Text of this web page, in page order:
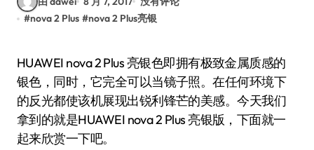
#nova 2 Plus #nova 2 Plus亮银
HUAWEI nova 2 Plus 亮银色即拥有极致金属质感的
银色，同时，它完全可以当镜子照。在任何环境下
的反光都使该机展现出锐利锋芒的美感。今天我们
拿到的就是HUAWEI nova 2 Plus 亮银版，下面就一
起来欣赏一下吧。